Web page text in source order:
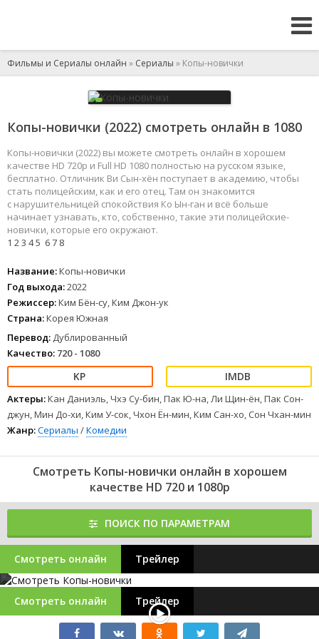
Фильмы и Сериалы онлайн » Сериалы » Копы-новички
Копы-новички (2022) смотреть онлайн в 1080
Копы-новички (2022) вы можете смотреть онлайн в хорошем
качестве HD 720p и Full HD 1080 полностью на русском языке,
бесплатно. Отличник Ви Сын-хён поступает в академию, чтобы
стать полицейским, как и его отец. Там он знакомится
с нарушительницей спокойствия Ко Ын-ган и всё больше
начинает узнавать, кто, собственно, такие эти полицейские-
новички, которые его окружают.
1 23 45 67 8
Название:Копы-новички
Год выхода:2022
Режиссер:Ким Бён-су, Ким Джон-ук
Страна:Корея Южная
Перевод: Дублированный
Качество: 720 - 1080
Актеры:Кан Даниэль, Чхэ Су-бин, Пак Ю-на, Ли Щин-ён, Пак Сон-
джун, Мин До-хи, Ким У-сок, Чхон Ён-мин, Ким Сан-хо, Сон Чхан-мин
Жанр:Сериалы /Комедии
Смотреть Копы-новички онлайн в хорошем
качестве HD 720 и 1080p
ПОИСК ПО ПАРАМЕТРАМ
Смотреть онлайн Трейлер
Смотреть онлайн Трейлер